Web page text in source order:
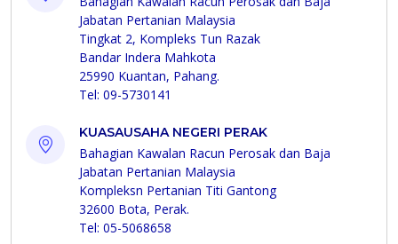
Jabatan Pertanian Malaysia
Tingkat 2, Kompleks Tun Razak
Bandar Indera Mahkota
25990 Kuantan, Pahang.
Tel: 09-5730141
KUASAUSAHA NEGERI PERAK
Bahagian Kawalan Racun Perosak dan Baja
Jabatan Pertanian Malaysia
Kompleksn Pertanian Titi Gantong
32600 Bota, Perak.
Tel: 05-5068658